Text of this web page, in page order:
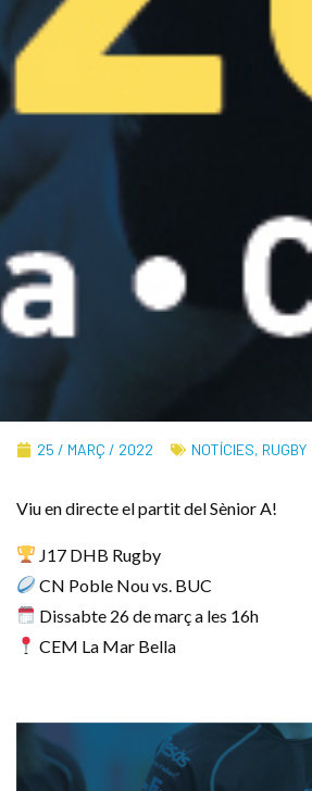
25 / MARÇ / 2022 NOTÍCIES, RUGBY
Viu en directe el partit del Sènior A!
J17 DHB Rugby
CN Poble Nou vs. BUC
Dissabte 26 de març a les 16h
CEM La Mar Bella